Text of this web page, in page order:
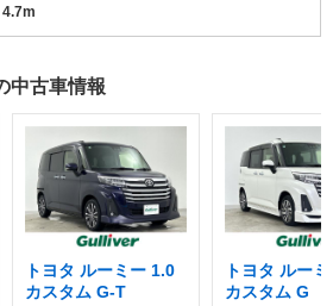
4.7m
中古車情報
トヨタ ルーミー 1.0
カスタム G-T
トヨタ ルー
カスタム G